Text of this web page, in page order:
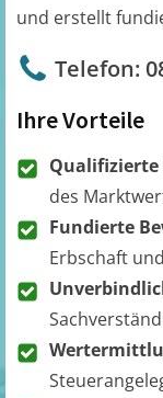
und erstellt
Telefon:
Ihre Vorteile
des
Fundierte
Erbschaft